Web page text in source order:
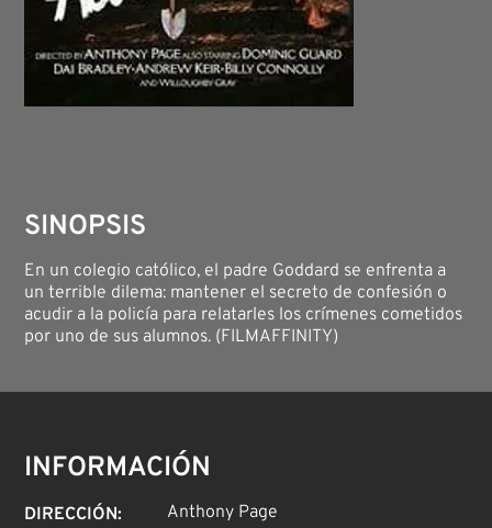
SINOPSIS
En un colegio católico, el padre Goddard se enfrenta a
un terrible dilema: mantener el secreto de confesión o
acudir a la policía para relatarles los crímenes cometidos
por uno de sus alumnos. (FILMAFFINITY)
INFORMACIÓN
DIRECCIÓN:
Anthony Page